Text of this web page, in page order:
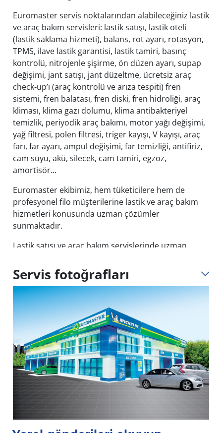
Euromaster servis noktalarından alabileceğiniz lastik
ve araç bakım servisleri: lastik satışı, lastik oteli
(lastik saklama hizmeti), balans, rot ayarı, rotasyon,
TPMS, ilave lastik garantisi, lastik tamiri, basınç
kontrolü, nitrojenle şişirme, ön düzen ayarı, supap
değişimi, jant satışı, jant düzeltme, ücretsiz araç
check-up’ı (araç kontrolü ve arıza tespiti) fren
sistemi, fren balatası, fren diski, fren hidroliği, araç
kliması, klima gazı dolumu, klima antibakteriyel
temizlik, periyodik araç bakımı, motor yağı değişimi,
yağ filtresi, polen filtresi, triger kayışı, V kayışı, araç
farı, far ayarı, ampul değişimi, far temizliği, antifiriz,
cam suyu, akü, silecek, cam tamiri, egzoz,
amortisör...
Euromaster ekibimiz, hem tüketicilere hem de
profesyonel filo müşterilerine lastik ve araç bakım
hizmetleri konusunda uzman çözümler
sunmaktadır.
Lastik satışı ve araç bakım servislerinde uzman
geçebilir, online fiyat teklifi alabilir veya online
randevu alabilirsiniz.
Servis fotoğrafları